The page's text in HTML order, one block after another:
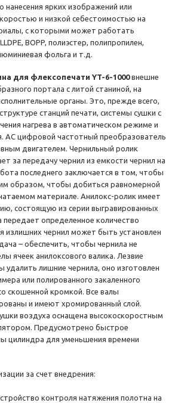
нанесения ярких изображений или
и низкой себестоимостью на
с которыми может работать
BOPP, полиэстер, полипропилен,
фольга и т.д.
для флексопечати YT-6-1000внешне
портала с литой станиной, на
органы. Это, прежде всего,
станций печати, системы сушки с
нагрева в автоматическом режиме и
AC цифровой частотный преобразователь
двигателем. Чернильный ролик
за передачу чернил из емкости чернил на
последнего заключается в том, чтобы
образом, чтобы добиться равномерной
материале. Анилокс-ролик имеет
состоящую из серии выгравированных
передает определенное количество
излишних чернил может быть установлен
– обеспечить, чтобы чернила не
ячеек анилоксового валика. Лезвие
удалить лишние чернила, оно изготовлен
или полированного закаленного
скошенной кромкой. Все валы
и имеют хромированный слой.
воздуха оснащена высокоскоростным
Предусмотрено быстрое
цилиндра для уменьшения времени
за счет внедрения:
контроля натяжения полотна на